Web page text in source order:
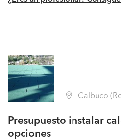
Calbuco (Región X
Presupuesto instalar
opciones